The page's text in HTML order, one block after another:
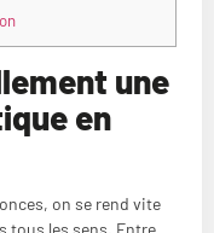
une
en
on se rend vite
tous les sens. Entre